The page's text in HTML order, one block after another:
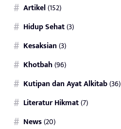
Artikel(152)
Hidup Sehat(3)
Kesaksian(3)
Khotbah(96)
Kutipan dan Ayat Alkitab(36)
Literatur Hikmat(7)
News(20)